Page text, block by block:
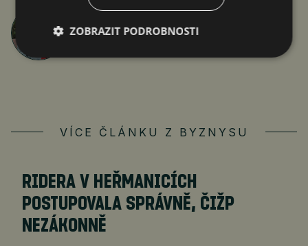
Jan Ferenc
VÍCE ČLÁNKU Z BYZNYSU
RIDERA V HEŘMANICÍCH
POSTUPOVALA SPRÁVNĚ, ČIŽP
NEZÁKONNĚ
ZOBRAZIT PODROBNOSTI